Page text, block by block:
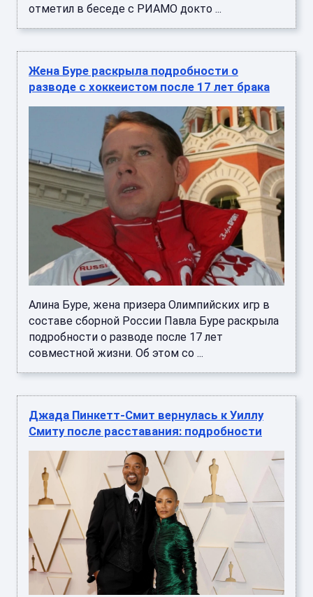
отметил в беседе с РИАМО докто ...
Жена Буре раскрыла подробности о
разводе с хоккеистом после 17 лет брака
Алина Буре, жена призера Олимпийских игр в
составе сборной России Павла Буре раскрыла
подробности о разводе после 17 лет
совместной жизни. Об этом со ...
Джада Пинкетт‑Смит вернулась к Уиллу
Смиту после расставания: подробности